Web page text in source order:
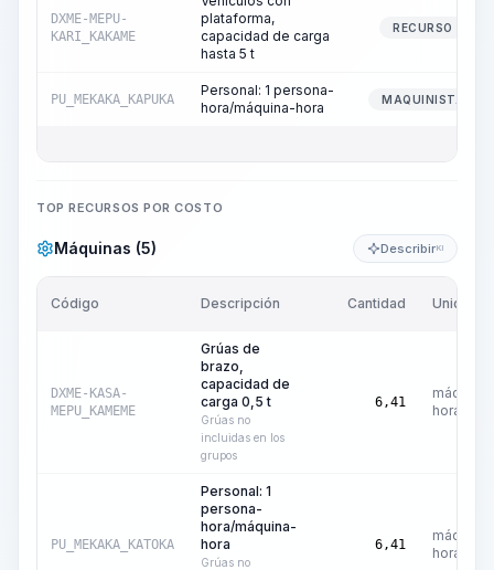
DXME-MEPU-
KARI_KAKAME
plataforma,
capacidad de carga
hasta 5 t
RECURSO
PU_MEKAKA_KAPUKA
Personal: 1 persona-
hora/máquina-hora
MAQUINISTA
TOP RECURSOS POR COSTO
Máquinas (5) DescribirKI
Código Descripción Cantidad Unidad
DXME-KASA-
MEPU_KAMEME
Grúas de
brazo,
capacidad de
carga 0,5 t
Grúas no
incluidas en los
grupos
6,41
máquina-
hora
PU_MEKAKA_KATOKA
Personal: 1
persona-
hora/máquina-
hora
Grúas no
6,41
máquina-
hora